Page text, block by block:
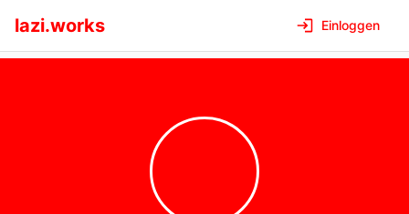
lazi.works Einloggen